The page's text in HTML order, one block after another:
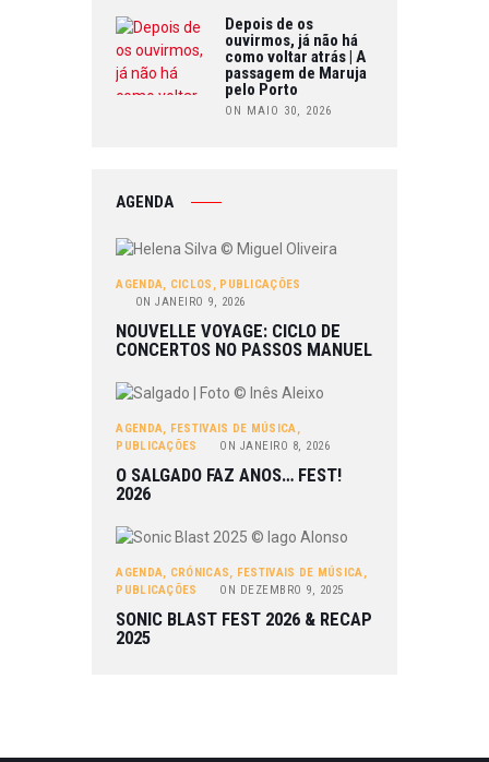
Depois de os
ouvirmos, já não há
como voltar atrás | A
passagem de Maruja
pelo Porto
ON MAIO 30, 2026
AGENDA
AGENDA, CICLOS , PUBLICAÇÕES
ON JANEIRO 9, 2026
NOUVELLE VOYAGE: CICLO DE
CONCERTOS NO PASSOS MANUEL
AGENDA, FESTIVAIS DE MÚSICA,
PUBLICAÇÕES
ON JANEIRO 8, 2026
O SALGADO FAZ ANOS… FEST!
2026
AGENDA, CRÓNICAS, FESTIVAIS DE MÚSICA,
PUBLICAÇÕES
ON DEZEMBRO 9, 2025
SONIC BLAST FEST 2026 & RECAP
2025